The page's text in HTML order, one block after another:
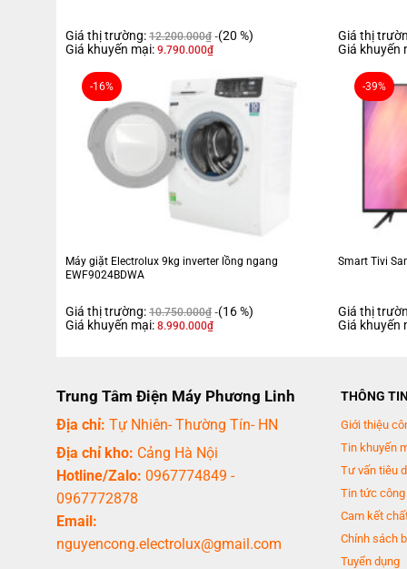
Giá thị trường: 12.200.000₫ (20 %)
Giá khuyến mại: 9.790.000₫
Giá thị
Giá khuyến
-16%
Máy giặt Electrolux 9kg inverter lồng ngang
EWF9024BDWA
Giá thị trường: 10.750.000₫ (16 %)
Giá khuyến mại: 8.990.000₫
-39%
Smart Tivi
Giá thị
Giá khuyến
Trung Tâm Điện Máy Phương Linh
Địa chỉ: Tự Nhiên- Thường Tín- HN
Địa chỉ kho: Cảng Hà Nội
Hotline/Zalo: 0967774849 -
0967772878
Email:
nguyencong.electrolux@gmail.com
THÔNG TIN
Giới thiệu
Tin khuyến
Tư vấn tiêu
Tin tức công
Cam kết
Chính sách
Tuyển dụng